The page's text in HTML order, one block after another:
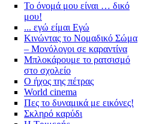
Το όνομά μου είναι … δικό
μου!
... εγώ είμαι Εγώ
Κινώντας το Νομαδικό Σώμα
– Μονόλογοι σε καραντίνα
Μπλοκάρουμε το ρατσισμό
στο σχολείο
Ο ήχος της πέτρας
World cinema
Πες το δυναμικά με εικόνες!
Σκληρό καρύδι